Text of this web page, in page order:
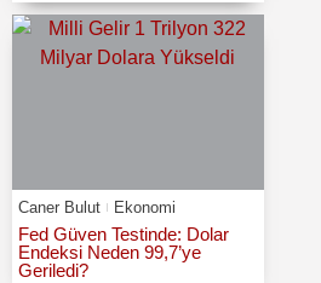
Caner Bulut Ekonomi
Fed Güven Testinde: Dolar
Endeksi Neden 99,7’ye
Geriledi?